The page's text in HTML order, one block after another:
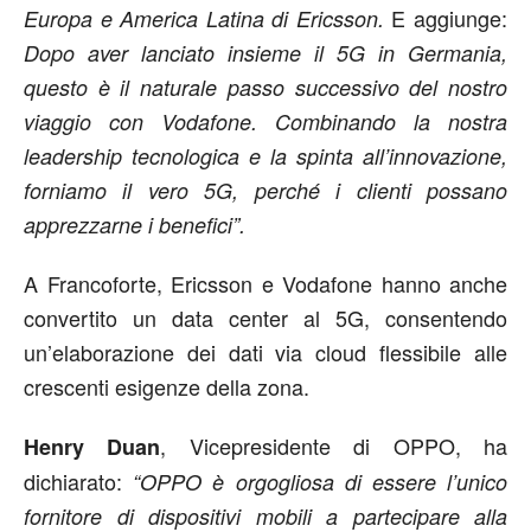
Europa e America Latina di Ericsson. E aggiunge:
Dopo aver lanciato insieme il 5G in Germania,
questo è il naturale passo successivo del nostro
viaggio con Vodafone. Combinando la nostra
leadership tecnologica e la spinta all’innovazione,
forniamo il vero 5G, perché i clienti possano
apprezzarne i benefici”.
A Francoforte, Ericsson e Vodafone hanno anche
convertito un data center al 5G, consentendo
un’elaborazione dei dati via cloud flessibile alle
crescenti esigenze della zona.
Henry Duan, Vicepresidente di OPPO, ha
dichiarato: “OPPO è orgogliosa di essere l’unico
fornitore di dispositivi mobili a partecipare alla